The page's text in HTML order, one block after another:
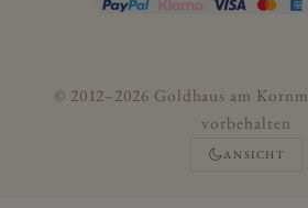
© 2012–2026 Goldhaus am
vorbehalten
ANSICHT